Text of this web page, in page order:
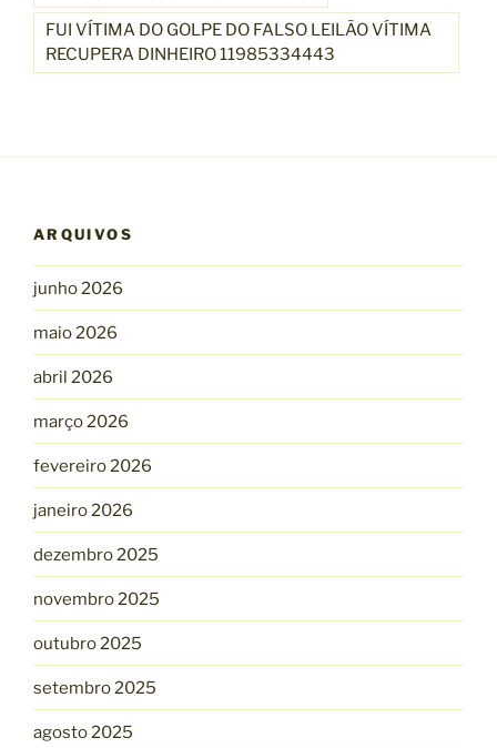
FUI VÍTIMA DO GOLPE DO FALSO LEILÃO VÍTIMA
RECUPERA DINHEIRO 11985334443
ARQUIVOS
junho 2026
maio 2026
abril 2026
março 2026
fevereiro 2026
janeiro 2026
dezembro 2025
novembro 2025
outubro 2025
setembro 2025
agosto 2025